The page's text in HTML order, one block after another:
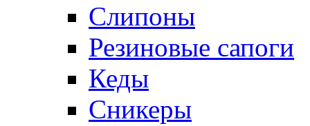
Слипоны
Резиновые сапоги
Кеды
Сникеры